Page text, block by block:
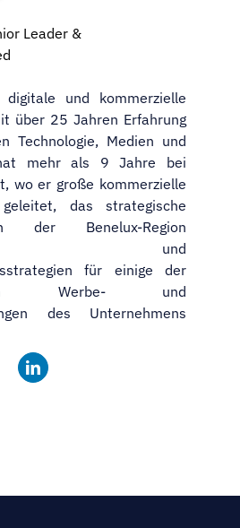
Leader &
und kommerzielle
über 25 Jahren Erfahrung
Technologie, Medien und
mehr als 9 Jahre bei
wo er große kommerzielle
geleitet, das strategische
der Benelux-Region
und
für einige der
Werbe- und
des Unternehmens